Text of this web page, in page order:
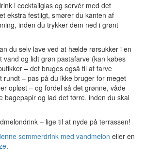
i cocktailglas og servér med det
ekstra festligt, smører du kanten af
inden du trykker dem ned i grønt
du selv lave ved at hælde rørsukker i en
vand og lidt grøn pastafarve (kan købes
– det bruges også til at farve
rundt – pas på du ikke bruger for meget
opløst – og fordel så det grønne, våde
bagepapir og lad det tørre, inden du skal
– lige til at nyde på terrassen!
sommerdrink med vandmelon eller en
.